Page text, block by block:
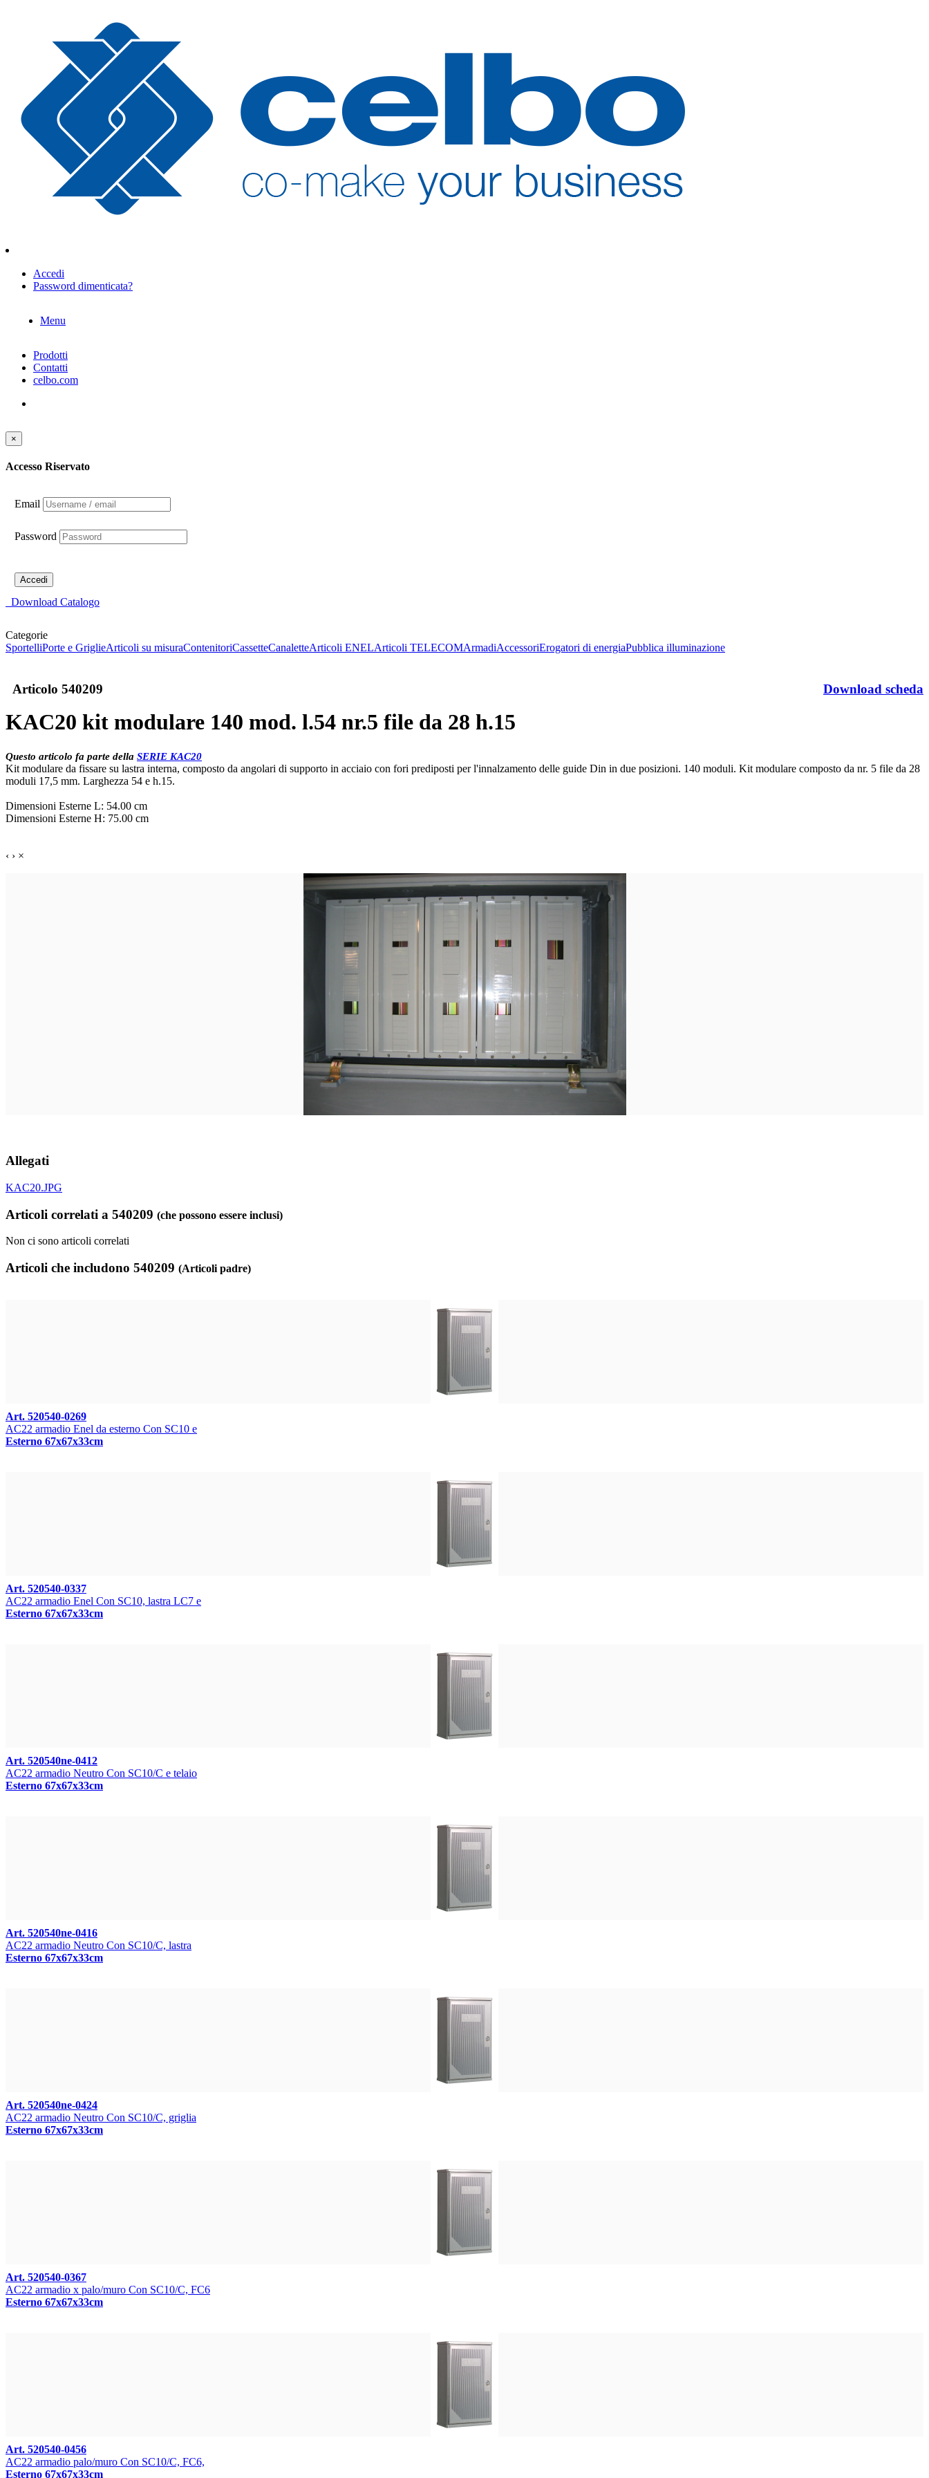
Accedi
Password dimenticata?
Menu
Prodotti
Contatti
celbo.com
×
Accesso Riservato
Email
Password
Accedi
Download Catalogo
Categorie
SportelliPorte e GriglieArticoli su misuraContenitoriCassetteCanaletteArticoli ENELArticoli TELECOMArmadiAccessoriErogatori di energiaPubblica illuminazione
Articolo 540209 Download scheda
KAC20 kit modulare 140 mod. l.54 nr.5 file da 28 h.15
Questo articolo fa parte della SERIE KAC20
Kit modulare da fissare su lastra interna, composto da angolari di supporto in acciaio con fori prediposti per l'innalzamento delle guide Din in due posizioni. 140 moduli. Kit modulare composto da nr. 5 file da 28
moduli 17,5 mm. Larghezza 54 e h.15.
Dimensioni Esterne L: 54.00 cm
Dimensioni Esterne H: 75.00 cm
‹ › ×
Allegati
KAC20.JPG
Articoli correlati a 540209 (che possono essere inclusi)
Non ci sono articoli correlati
Articoli che includono 540209 (Articoli padre)
Art. 520540-0269
AC22 armadio Enel da esterno Con SC10 e
Esterno 67x67x33cm
Art. 520540-0337
AC22 armadio Enel Con SC10, lastra LC7 e
Esterno 67x67x33cm
Art. 520540ne-0412
AC22 armadio Neutro Con SC10/C e telaio
Esterno 67x67x33cm
Art. 520540ne-0416
AC22 armadio Neutro Con SC10/C, lastra
Esterno 67x67x33cm
Art. 520540ne-0424
AC22 armadio Neutro Con SC10/C, griglia
Esterno 67x67x33cm
Art. 520540-0367
AC22 armadio x palo/muro Con SC10/C, FC6
Esterno 67x67x33cm
Art. 520540-0456
AC22 armadio palo/muro Con SC10/C, FC6,
Esterno 67x67x33cm